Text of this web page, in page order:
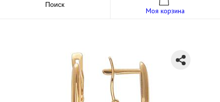
Поиск
Моя корзина